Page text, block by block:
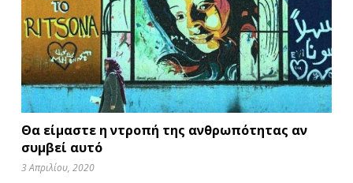
Θα είμαστε η ντροπή της ανθρωπότητας αν
συμβεί αυτό
3 Απριλίου, 2020